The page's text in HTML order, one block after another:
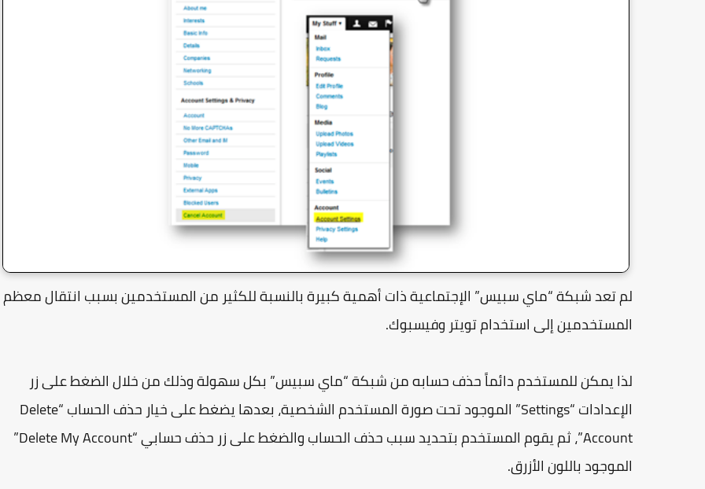
لم تعد شبكة “ماي سبيس” الإجتماعية ذات أهمية كبيرة بالنسبة للكثير من المستخدمين بسبب انتقال معظم
المستخدمين إلى استخدام تويتر وفيسبوك.
لذا يمكن للمستخدم دائماً حذف حسابه من شبكة “ماي سبيس” بكل سهولة وذلك من خلال الضغط على زر
الإعدادات “Settings” الموجود تحت صورة المستخدم الشخصية، بعدها يضغط على خيار حذف الحساب “Delete
Account”، ثم يقوم المستخدم بتحديد سبب حذف الحساب والضغط على زر حذف حسابي “Delete My Account”
الموجود باللون الأزرق.